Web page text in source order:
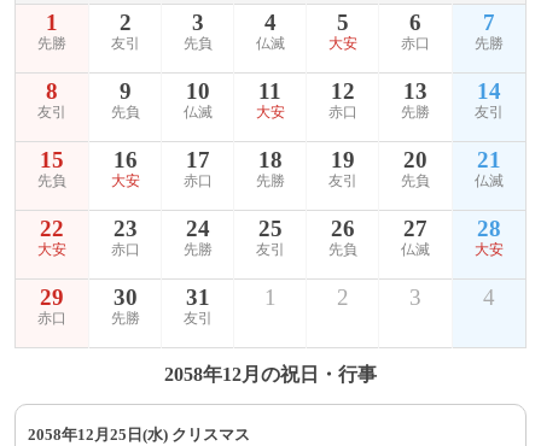
1
先勝
2
友引
3
先負
4
仏滅
5
大安
6
赤口
7
先勝
8
友引
9
先負
10
仏滅
11
大安
12
赤口
13
先勝
14
友引
15
先負
16
大安
17
赤口
18
先勝
19
友引
20
先負
21
仏滅
22
大安
23
赤口
24
先勝
25
友引
26
先負
27
仏滅
28
大安
29
赤口
30
先勝
31
友引
1 2 3 4
2058年12月の祝日・行事
2058年12月25日(水) クリスマス